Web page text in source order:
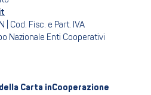
| Cod. Fisc. e Part. IVA
Nazionale Enti Cooperativi
Carta inCooperazione